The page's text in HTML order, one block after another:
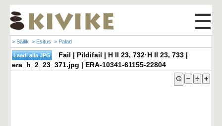
☰
> Säilik > Esitus > Palad
Fail | Pildifail | H II 23, 732·H II 23, 733 |
era_h_2_23_371.jpg | ERA-10341-61155-22804